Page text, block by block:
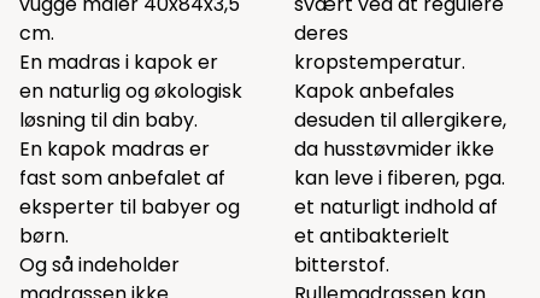
cm.
En madras i kapok er
en naturlig og økologisk
løsning til din baby.
En kapok madras er
fast som anbefalet af
eksperter til babyer og
børn.
Og så indeholder
deres
kropstemperatur.
Kapok anbefales
desuden til allergikere,
da husstøvmider ikke
kan leve i fiberen, pga.
et naturligt indhold af
et antibakterielt
bitterstof.